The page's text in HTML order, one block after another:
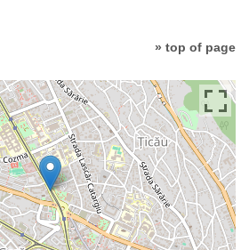
» top of page